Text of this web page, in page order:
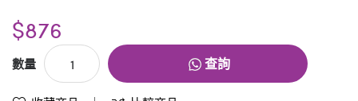
$876
數量 查詢